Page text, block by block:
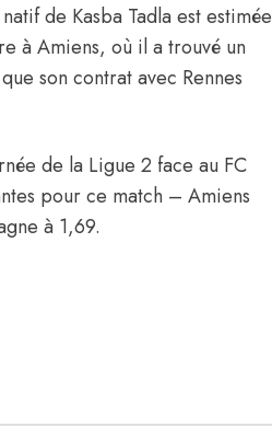
de Kasba Tadla est estimée
à Amiens, où il a trouvé un
son contrat avec Rennes
de la Ligue 2 face au FC
pour ce match – Amiens
à 1,69.